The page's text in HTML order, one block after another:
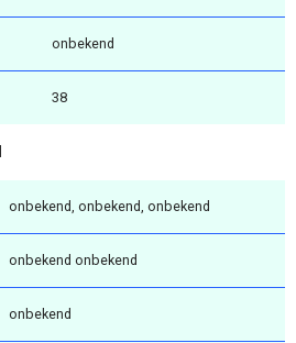
onbekend
38
onbekend, onbekend, onbekend
onbekend onbekend
onbekend